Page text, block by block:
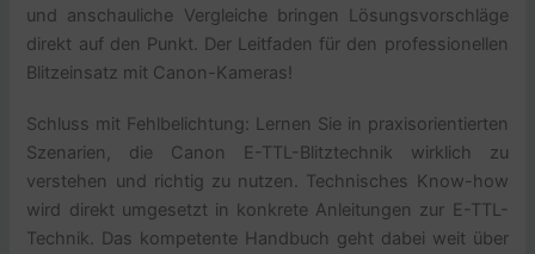
und anschauliche Vergleiche bringen Lösungsvorschläge
direkt auf den Punkt. Der Leitfaden für den professionellen
Blitzeinsatz mit Canon-Kameras!
Schluss mit Fehlbelichtung: Lernen Sie in praxisorientierten
Szenarien, die Canon E-TTL-Blitztechnik wirklich zu
verstehen und richtig zu nutzen. Technisches Know-how
wird direkt umgesetzt in konkrete Anleitungen zur E-TTL-
Technik. Das kompetente Handbuch geht dabei weit über